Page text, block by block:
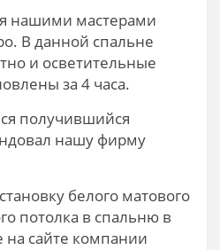
нашими мастерами
В данной спальне
и осветительные
за 4 часа.
получившийся
нашу фирму
белого матового
потолка в спальню в
сайте компании